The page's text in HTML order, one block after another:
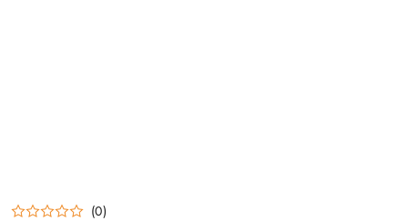
(0)